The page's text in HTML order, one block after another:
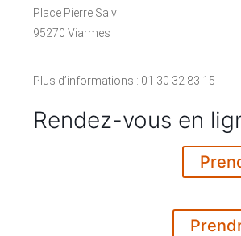
Place Pierre Salvi
95270 Viarmes
Plus d’informations : 01 30 32 83 15
Rendez-vous en